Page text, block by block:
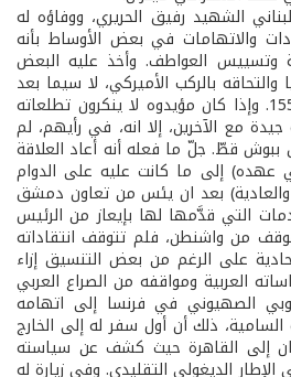
الشهيد رفيق الحريري، ووفاؤه له
والاتهامات في بعض الأوساط بأنه
العواطف. وأخذ عليه البعض
بالركب الأميركي، لا سيما بعد
صدور القرار الدولي الرقم 1559. وإذا كان مؤيدوه لا ينكرون تطلعاته
مع الآخرين، إلا انه، في رأيهم، لم
قطّ. جلّ ما فعله أنه أعاد العلاقة
عهده) إلى ما كانت عليه على الدوام
والعادية) بعد ان يئس من تعاون دمشق
التي قدَّمها لها بإيعاز من الرئيس
من واشنطن، فلم تتوقف انتقاداته
على الرغم من بعض التنسيق إزاء
العربية ومواقفه من الصراع العربي
الصهيوني في فرنسا إلى اتهامه
السامية، ذلك أن أول سفر له إلى الخارج
انتخابه العام 1995 كان إلى القاهرة حيث كشف عن سياسته
الديغولي التقليدي. وفي زيارة له